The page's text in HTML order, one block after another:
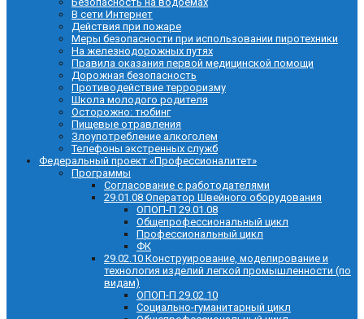
В сети Интернет
Действия при пожаре
Меры безопасности при использовании пиротехники
На железнодорожных путях
Правила оказания первой медицинской помощи
Дорожная безопасность
Противодействие терроризму
Школа молодого родителя
Осторожно: тюбинг
Пищевые отравления
Злоупотребление алкоголем
Телефоны экстренных служб
Федеральный проект «Профессионалитет»
Программы
Согласование с работодателями
29.01.08 Оператор Швейного оборудования
ОПОП-П 29.01.08
Общепрофессиональный цикл
Профессиональный цикл
ФК
29.02.10 Конструирование, моделирование и
технология изделий легкой промышленности (по
видам)
ОПОП-П 29.02.10
Социально-гуманитарный цикл